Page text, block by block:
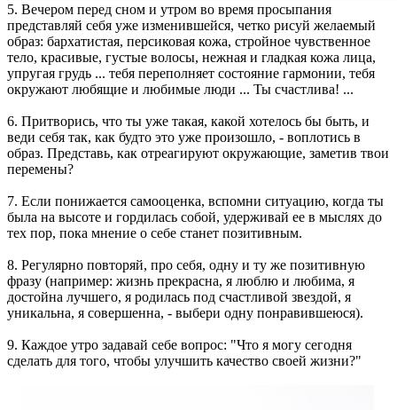
5. Вечером перед сном и утром во время просыпания
представляй себя уже изменившейся, четко рисуй желаемый
образ: бархатистая, персиковая кожа, стройное чувственное
тело, красивые, густые волосы, нежная и гладкая кожа лица,
упругая грудь ... тебя переполняет состояние гармонии, тебя
окружают любящие и любимые люди ... Ты счастлива! ...
6. Притворись, что ты уже такая, какой хотелось бы быть, и
веди себя так, как будто это уже произошло, - воплотись в
образ. Представь, как отреагируют окружающие, заметив твои
перемены?
7. Если понижается самооценка, вспомни ситуацию, когда ты
была на высоте и гордилась собой, удерживай ее в мыслях до
тех пор, пока мнение о себе станет позитивным.
8. Регулярно повторяй, про себя, одну и ту же позитивную
фразу (например: жизнь прекрасна, я люблю и любима, я
достойна лучшего, я родилась под счастливой звездой, я
уникальна, я совершенна, - выбери одну понравившеюся).
9. Каждое утро задавай себе вопрос: "Что я могу сегодня
сделать для того, чтобы улучшить качество своей жизни?"